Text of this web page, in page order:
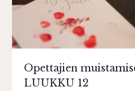
Opettajien
LUUKKU 12